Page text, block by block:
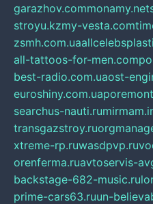
garazhov.commonamy.net
stroyu.kzmy-vesta.com
zsmh.com.ua
all-tattoos-for-men.com
best-radio.com.uaost-
euroshiny.com.ua
searchus-nauti.ru
transgazstroy.ru
xtreme-rp.ruwasdpvp.ru
orenferma.ruavtoservis-
backstage-682-music.ru
prime-cars63.ruun-